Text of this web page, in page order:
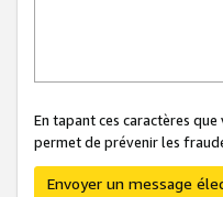
En tapant ces caractères
permet de prévenir les
Envoyer un message